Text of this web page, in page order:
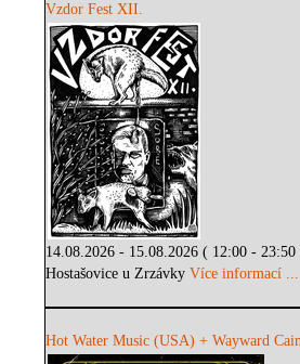
Vzdor Fest XII.
14.08.2026 - 15.08.2026 ( 12:00 - 23:50
Hostašovice u ZrzávkyVíce informací ...
Hot Water Music (USA) + Wayward